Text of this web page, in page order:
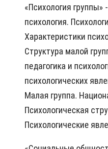
«Психология группы»
психология.
Характеристики
Структура малой
педагогика и
психологических
Малая группа.
Психологическая
Психологические